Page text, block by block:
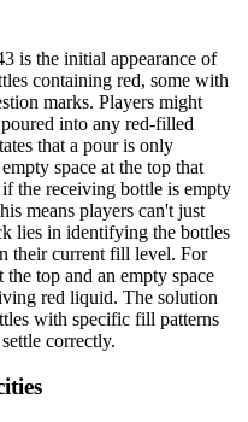
is the initial appearance of
containing red, some with
marks. Players might
into any red-filled
that a pour is only
space at the top that
the receiving bottle is empty
means players can't just
lies in identifying the bottles
their current fill level. For
top and an empty space
red liquid. The solution
with specific fill patterns
correctly.